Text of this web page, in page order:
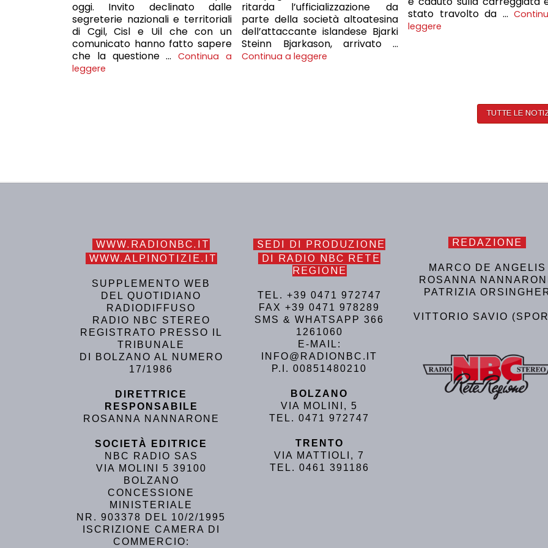
oggi. Invito declinato dalle
segreterie nazionali e territoriali
di Cgil, Cisl e Uil che con un
comunicato hanno fatto sapere
che la questione …Continua a
leggere
ritarda l’ufficializzazione da
parte della società altoatesina
dell’attaccante islandese Bjarki
Steinn Bjarkason, arrivato …
Continua a leggere
stato travolto da …
leggere
TUTTE LE
WWW.RADIONBC.IT
WWW.ALPINOTIZIE.IT
SUPPLEMENTO WEB
DEL QUOTIDIANO
RADIODIFFUSO
RADIO NBC STEREO
REGISTRATO PRESSO IL
TRIBUNALE
DI BOLZANO AL NUMERO
17/1986
DIRETTRICE
RESPONSABILE
ROSANNA NANNARONE
SOCIETÀ EDITRICE
NBC RADIO SAS
VIA MOLINI 5 39100
BOLZANO
CONCESSIONE
MINISTERIALE
NR. 903378 DEL 10/2/1995
ISCRIZIONE CAMERA DI
COMMERCIO:
SEDI DI PRODUZIONE
DI RADIO NBC RETE
REGIONE
TEL. +39 0471 972747
FAX +39 0471 978289
SMS & WHATSAPP 366
1261060
E-MAIL:
INFO@RADIONBC.IT
P.I. 00851480210
BOLZANO
VIA MOLINI, 5
TEL. 0471 972747
TRENTO
VIA MATTIOLI, 7
TEL. 0461 391186
REDAZIONE
MARCO DE ANGELIS
ROSANNA
PATRIZIA
VITTORIO SAVIO